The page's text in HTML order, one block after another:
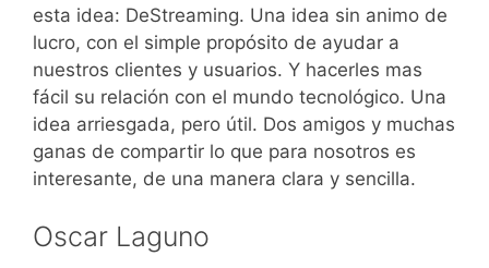
esta idea: DeStreaming. Una idea sin animo de
lucro, con el simple propósito de ayudar a
nuestros clientes y usuarios. Y hacerles mas
fácil su relación con el mundo tecnológico. Una
idea arriesgada, pero útil. Dos amigos y muchas
ganas de compartir lo que para nosotros es
interesante, de una manera clara y sencilla.
Oscar Laguno